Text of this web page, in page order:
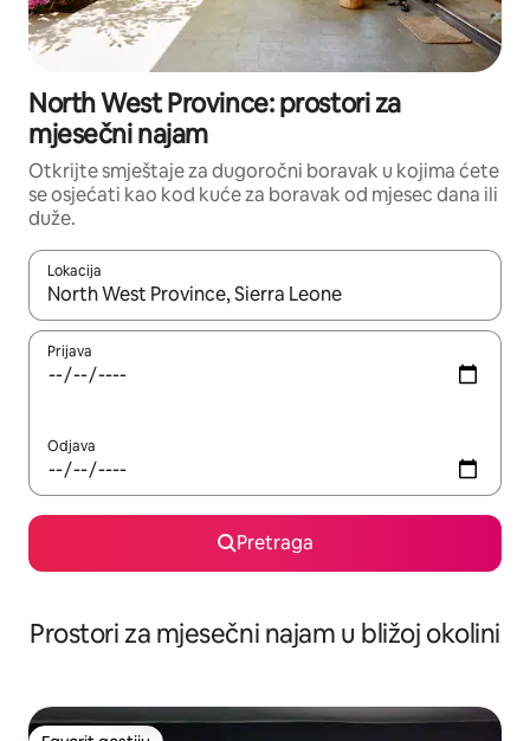
North West Province: prostori za
mjesečni najam
Otkrijte smještaje za dugoročni boravak u kojima ćete
se osjećati kao kod kuće za boravak od mjesec dana ili
duže.
Lokacija
Kad su rezultati dostupni, možete da se krećete kroz njih
Prijava
Odjava
Pretraga
Prostori za mjesečni najam u bližoj okolini